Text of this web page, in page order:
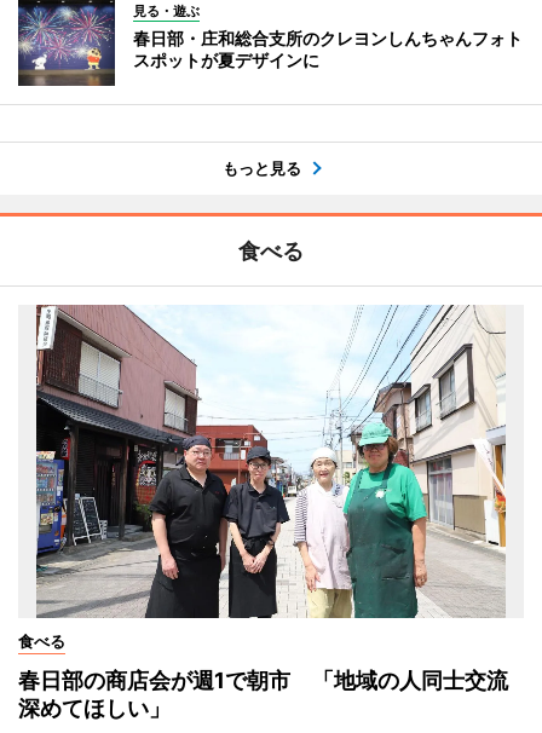
見る・遊ぶ
春日部・庄和総合支所のクレヨンしんちゃんフォト
スポットが夏デザインに
もっと見る
食べる
食べる
春日部の商店会が週1で朝市 「地域の人同士交流
深めてほしい」